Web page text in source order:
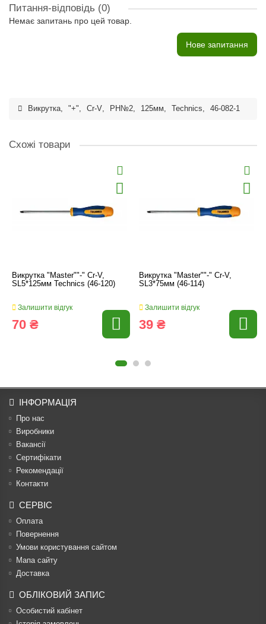
Питання-відповідь (0)
Немає запитань про цей товар.
Нове запитання
Викрутка, "+", Cr-V, PH№2, 125мм, Technics, 46-082-1
Схожі товари
Викрутка "Master""-" Cr-V,
SL5*125мм Technics (46-120)
Залишити відгук
70 ₴
Викрутка "Master""-" Cr-V,
SL3*75мм (46-114)
Залишити відгук
39 ₴
ІНФОРМАЦІЯ
Про нас
Виробники
Вакансії
Сертифікати
Рекомендації
Контакти
СЕРВІС
Оплата
Повернення
Умови користування сайтом
Мапа сайту
Доставка
ОБЛІКОВИЙ ЗАПИС
Особистий кабінет